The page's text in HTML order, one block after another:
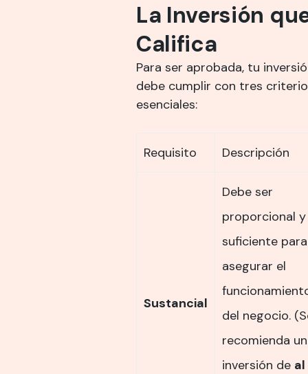
La Inversión
Califica
Para ser aprobada, tu
debe cumplir con tres
esenciales:
Requisito Descripción
Sustancial
Debe ser
proporcional y
suficiente para
asegurar el
del negocio.
recomienda
inversión de al